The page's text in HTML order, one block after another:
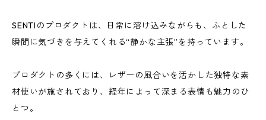
SENTIのプロダクトは、日常に溶け込みながらも、ふとした
瞬間に気づきを与えてくれる“静かな主張”を持っています。
プロダクトの多くには、レザーの風合いを活かした独特な素
材使いが施されており、経年によって深まる表情も魅力のひ
とつ。